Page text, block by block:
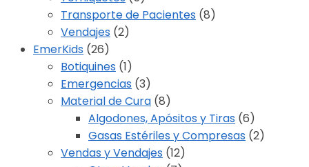
Transporte de Pacientes (8)
Vendajes (2)
EmerKids (26)
Botiquines (1)
Emergencias (3)
Material de Cura (8)
Algodones, Apósitos y Tiras (6)
Gasas Estériles y Compresas (2)
Vendas y Vendajes (12)